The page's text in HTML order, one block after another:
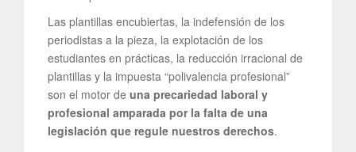
Las plantillas encubiertas, la indefensión de los
periodistas a la pieza, la explotación de los
estudiantes en prácticas, la reducción irracional de
plantillas y la impuesta “polivalencia profesional”
son el motor de una precariedad laboral y
profesional amparada por la falta de una
legislación que regule nuestros derechos.